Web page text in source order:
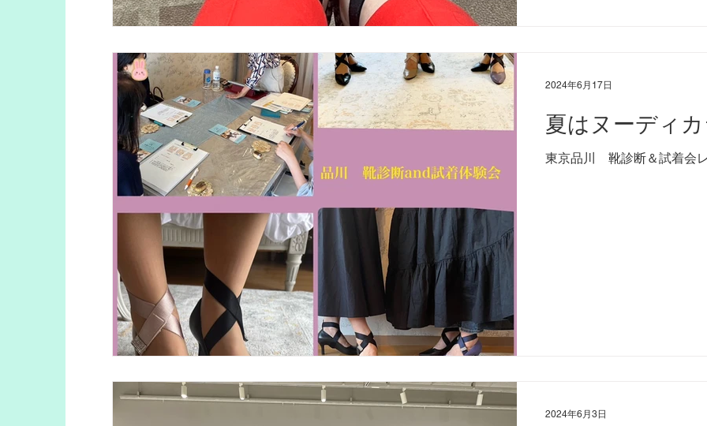
夏はヌーディ
東京品川 靴診断＆試着会
2024年6月17日
2024年6月3日